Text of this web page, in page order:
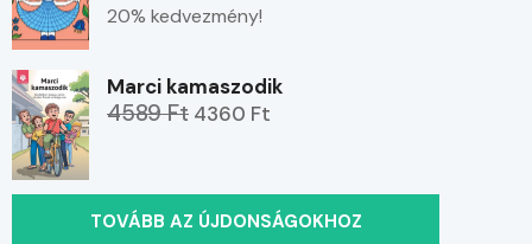
20% kedvezmény!
Marci kamaszodik
4589 Ft 4360 Ft
TOVÁBB AZ ÚJDONSÁGOKHOZ